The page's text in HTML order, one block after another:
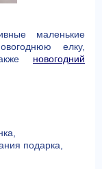
маленькие
елку,
новогодний
подарка,